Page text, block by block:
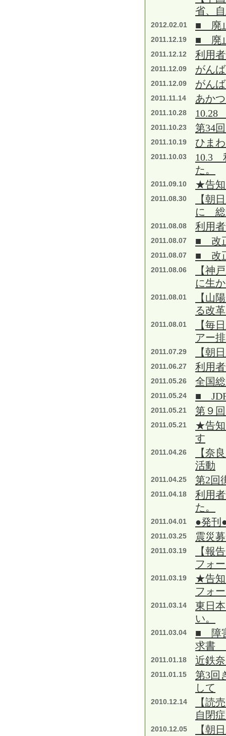
省、
2012.02.01 ■ 廃
2011.12.19 ■ 廃
2011.12.12 利用
2011.12.09 がん
2011.12.09 がん
2011.11.14 あか
2011.10.28 10.28
2011.10.23 第34
2011.10.19 ひま
2011.10.03
10.3
た。
2011.09.10 ★告知
2011.08.30
【朝
に 総
2011.08.08 利用
2011.08.07 ■ 改
2011.08.07 ■ 改
2011.08.06
【神
に生
2011.08.01
【山
る改
2011.08.01
【毎
アー
2011.07.29 【朝
2011.06.27 利用
2011.05.26 全国
2011.05.24 ■
2011.05.21 第９
2011.05.21
★告知
す
2011.04.26
【奈
活動
2011.04.25 第2回
2011.04.18
利用
た。
2011.04.01 ●発刊
2011.03.25 震災
2011.03.19
【報
フォ
2011.03.19
★告知
フォ
2011.03.14
東日
い。
2011.03.04
■ 障
求書
2011.01.18 近鉄
2011.01.15
第3回
して
2010.12.14
【読
自閉
2010.12.05 【朝